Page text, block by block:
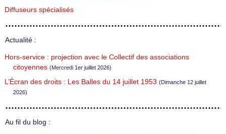
Diffuseurs spécialisés
Actualité :
Hors-service : projection avec le Collectif des associations
citoyennes (Mercredi 1er juillet 2026)
L’Écran des droits : Les Balles du 14 juillet 1953 (Dimanche 12 juillet
2026)
Au fil du blog :